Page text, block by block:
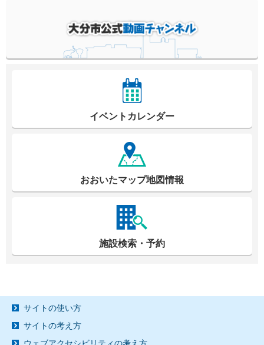
イベントカレンダー
おおいたマップ地図情報
施設検索・予約
サイトの使い方
サイトの考え方